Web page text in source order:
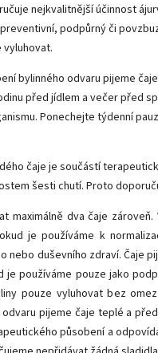
nejkvalitnější účinnost
podpůrný či
bylinného odvaru pijeme
před jídlem a večer před
Ponechejte týdenní
čaje je součástí
šesti chutí. Proto
maximálně dva čaje
je používáme k
nebo duševního zdraví. Čaje
je používáme pouze jako
pouze vyluhovat bez
pijeme čaje teplé a
působení a